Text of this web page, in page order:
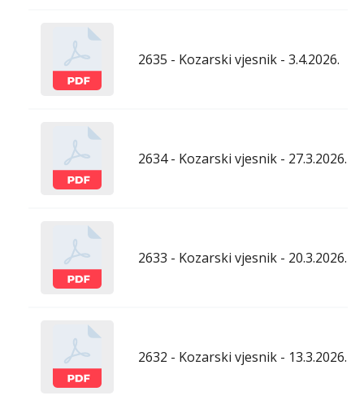
2635 - Kozarski vjesnik - 3.4.2026.
2634 - Kozarski vjesnik - 27.3.2026.
2633 - Kozarski vjesnik - 20.3.2026.
2632 - Kozarski vjesnik - 13.3.2026.